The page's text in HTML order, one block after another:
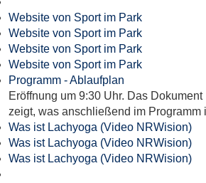
Website von Sport im Park
Website von Sport im Park
Website von Sport im Park
Website von Sport im Park
Programm - Ablaufplan
Eröffnung um 9:30 Uhr. Das Dokument
zeigt, was anschließend im Programm
Was ist Lachyoga (Video NRWision)
Was ist Lachyoga (Video NRWision)
Was ist Lachyoga (Video NRWision)